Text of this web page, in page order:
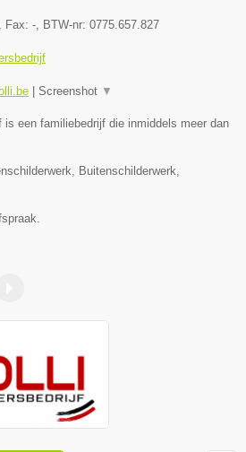
, Fax: -, BTW-nr: 0775.657.827
Screenshot ▼
is een familiebedrijf die inmiddels meer dan
Buitenschilderwerk,